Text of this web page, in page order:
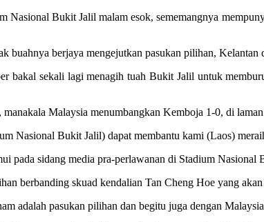
Nasional Bukit Jalil malam esok, sememangnya
berjaya mengejutkan pasukan pilihan, Kelantan
sekali lagi menagih tuah Bukit Jalil untuk
Malaysia menumbangkan Kemboja 1-0, di
Nasional Bukit Jalil) dapat membantu kami (Laos)
pada sidang media pra-perlawanan di Stadium Nasional
berbanding skuad kendalian Tan Cheng Hoe yang
adalah pasukan pilihan dan begitu juga dengan